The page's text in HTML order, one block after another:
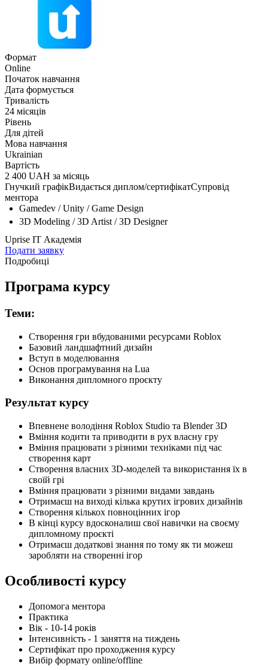
Формат
Online
Початок навчання
Дата формується
Тривалість
24 місяців
Рівень
Для дітей
Мова навчання
Ukrainian
Вартість
2 400 UAH за місяць
Гнучкий графікВидається диплом/сертифікатСупровід
ментора
Gamedev / Unity / Game Design
3D Modeling / 3D Artist / 3D Designer
Uprise ІТ Академія
Подати заявку
Подробиці
Програма курсу
Теми:
Створення гри вбудованими ресурсами Roblox
Базовий ландшафтний дизайн
Вступ в моделювання
Основ програмування на Lua
Виконання дипломного проєкту
Результат курсу
Впевнене володіння Roblox Studio та Blender 3D
Вміння кодити та приводити в рух власну гру
Вміння працювати з різними техніками під час
створення карт
Створення власних 3D-моделей та використання їх в
своїй грі
Вміння працювати з різними видами завдань
Отримаєш на виході кілька крутих ігрових дизайнів
Створення кількох повноцінних ігор
В кінці курсу вдосконалиш свої навички на своєму
дипломному проєкті
Отримаєш додаткові знання по тому як ти можеш
заробляти на створенні ігор
Особливості курсу
Допомога ментора
Практика
Вік - 10-14 років
Інтенсивність - 1 заняття на тиждень
Сертифікат про проходження курсу
Вибір формату online/offline